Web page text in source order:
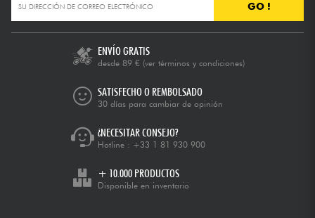
GO !
ENVÍO GRATIS
desde 89 € (ver términos y condiciones)
SATISFECHO O REMBOLSADO
30 días para cambiar de opinión
¿NECESITAR CONSEJO?
Hotline : +33 1 81 930 900
+ 10.000 PRODUCTOS
Disponible en inventario